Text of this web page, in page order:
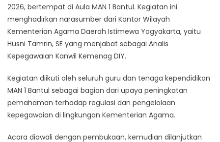
2026, bertempat di Aula MAN 1 Bantul. Kegiatan ini
menghadirkan narasumber dari Kantor Wilayah
Kementerian Agama Daerah Istimewa Yogyakarta, yaitu
Husni Tamrin, SE yang menjabat sebagai Analis
Kepegawaian Kanwil Kemenag DIY.
Kegiatan diikuti oleh seluruh guru dan tenaga kependidikan
MAN 1 Bantul sebagai bagian dari upaya peningkatan
pemahaman terhadap regulasi dan pengelolaan
kepegawaian di lingkungan Kementerian Agama.
Acara diawali dengan pembukaan, kemudian dilanjutkan